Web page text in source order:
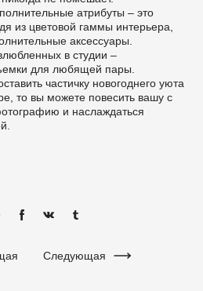
атрибуты – это
из цветовой гаммы интерьера,
аксессуары.
в студии –
для любящей пары.
частичку новогоднего уюта
то вы можете повесить вашу с
и наслаждаться
Следующая